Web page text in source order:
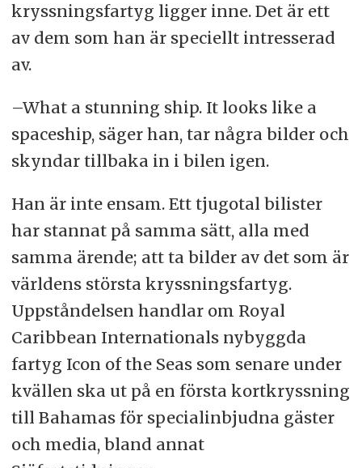
kryssningsfartyg ligger inne. Det är ett
av dem som han är speciellt intresserad
av.
–What a stunning ship. It looks like a
spaceship, säger han, tar några bilder och
skyndar tillbaka in i bilen igen.
Han är inte ensam. Ett tjugotal bilister
har stannat på samma sätt, alla med
samma ärende; att ta bilder av det som är
världens största kryssningsfartyg.
Uppståndelsen handlar om Royal
Caribbean Internationals nybyggda
fartyg Icon of the Seas som senare under
kvällen ska ut på en första kortkryssning
till Bahamas för specialinbjudna gäster
och media, bland annat